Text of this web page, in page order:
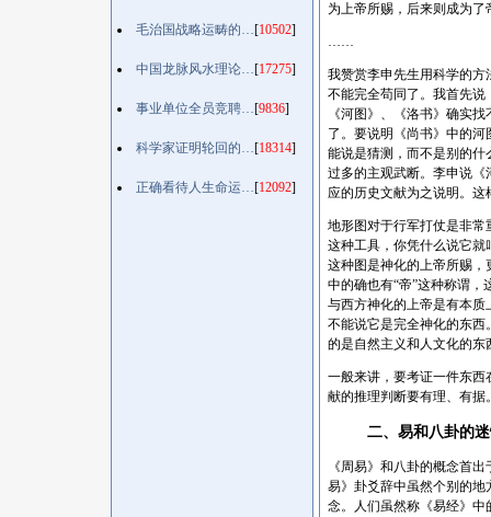
毛治国战略运畴的…[10502]
中国龙脉风水理论…[17275]
事业单位全员竞聘…[9836]
科学家证明轮回的…[18314]
正确看待人生命运…[12092]
为上帝所赐，后来则成为
……
我赞赏李申先生用科学的
不能完全苟同了。我首先
《河图》、《洛书》确实
了。要说明《尚书》中的
能说是猜测，而不是别的
过多的主观武断。李申说
应的历史文献为之说明。
地形图对于行军打仗是非
这种工具，你凭什么说它就
这种图是神化的上帝所赐
中的确也有“帝”这种称谓
与西方神化的上帝是有本
不能说它是完全神化的东
的是自然主义和人文化的
一般来讲，要考证一件东
献的推理判断要有理、有
二、易和八卦的
《周易》和八卦的概念首
易》卦爻辞中虽然个别的地
念。人们虽然称《易经》